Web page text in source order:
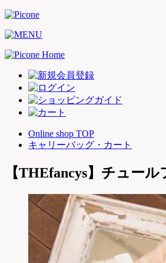
Online shop TOP
キャリーバッグ・カート
【THEfancys】チュー